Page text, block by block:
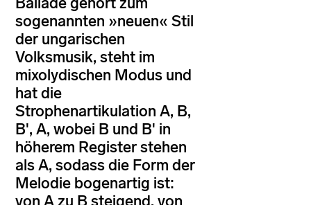
sogenannten »neuen« Stil
der ungarischen
Volksmusik, steht im
mixolydischen Modus und
hat die
Strophenartikulation A, B,
B', A, wobei B und B' in
höherem Register stehen
als A, sodass die Form der
Melodie bogenartig ist:
von A zu B steigend, von